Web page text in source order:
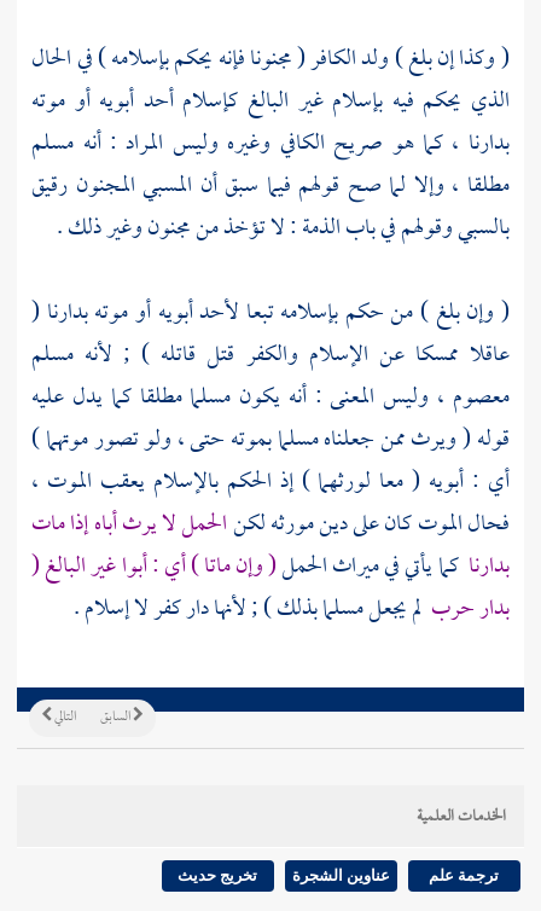
( وكذا إن بلغ ) ولد الكافر ( مجنونا فإنه يحكم بإسلامه ) في الحال
الذي يحكم فيه بإسلام غير البالغ كإسلام أحد أبويه أو موته
بدارنا ، كما هو صريح الكافي وغيره وليس المراد : أنه مسلم
مطلقا ، وإلا لما صح قولهم فيما سبق أن المسبي المجنون رقيق
بالسبي وقولهم في باب الذمة : لا تؤخذ من مجنون وغير ذلك .
( وإن بلغ ) من حكم بإسلامه تبعا لأحد أبويه أو موته بدارنا (
عاقلا ممسكا عن الإسلام والكفر قتل قاتله ) ; لأنه مسلم
معصوم ، وليس المعنى : أنه يكون مسلما مطلقا كما يدل عليه
قوله ( ويرث ممن جعلناه مسلما بموته حتى ، ولو تصور موتهما )
أي : أبويه ( معا لورثهما ) إذ الحكم بالإسلام يعقب الموت ،
فحال الموت كان على دين مورثه لكنالحمل لا يرث أباه إذا مات
بدارنا كما يأتي في ميراث الحمل( وإن ماتا ) أي : أبوا غير البالغ (
بدار حرب لم يجعل مسلما بذلك ) ; لأنها دار كفر لا إسلام .
التالي السابق
الخدمات العلمية
ترجمة علم عناوين الشجرة تخريج حديث